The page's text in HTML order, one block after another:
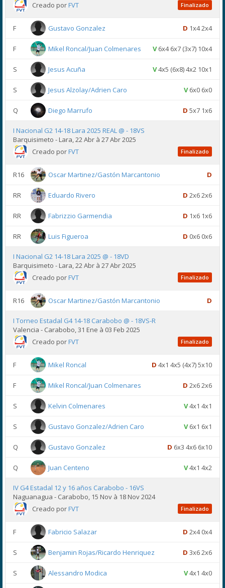
Creado porFVT Finalizado
F Gustavo Gonzalez D 1x4 2x4
F Mikel Roncal/Juan Colmenares V6x4 6x7 (3x7) 10x4
S Jesus Acuña V4x5 (6x8) 4x2 10x1
S Jesus Alzolay/Adrien Caro V6x0 6x0
Q Diego Marrufo D 5x7 1x6
I Nacional G2 14-18 Lara 2025 REAL @ - 18VS
Barquisimeto - Lara, 22 Abr à 27 Abr 2025
Creado porFVT Finalizado
R16 Oscar Martinez/Gastón Marcantonio D
RR Eduardo Rivero D 2x6 2x6
RR Fabrizzio Garmendia D 1x6 1x6
RR Luis Figueroa D 0x6 0x6
I Nacional G2 14-18 Lara 2025 @ - 18VD
Barquisimeto - Lara, 22 Abr à 27 Abr 2025
Creado porFVT Finalizado
R16 Oscar Martinez/Gastón Marcantonio D
I Torneo Estadal G4 14-18 Carabobo @ - 18VS-R
Valencia - Carabobo, 31 Ene à 03 Feb 2025
Creado porFVT Finalizado
F Mikel Roncal D 4x1 4x5 (4x7) 5x10
F Mikel Roncal/Juan Colmenares D 2x6 2x6
S Kelvin Colmenares V4x1 4x1
S Gustavo Gonzalez/Adrien Caro V6x1 6x1
Q Gustavo Gonzalez D 6x3 4x6 6x10
Q Juan Centeno V4x1 4x2
IV G4 Estadal 12 y 16 años Carabobo - 16VS
Naguanagua - Carabobo, 15 Nov à 18 Nov 2024
Creado porFVT Finalizado
F Fabricio Salazar D 2x4 0x4
S Benjamin Rojas/Ricardo Henriquez D 3x6 2x6
S Alessandro Modica V4x1 4x0